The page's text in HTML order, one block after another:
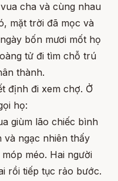
cha và cùng nhau
mặt trời đã mọc và
bốn mươi mốt họ
tử đi tìm chỗ trú
thành.
định đi xem chợ. Ở
họ:
giùm lão chiếc bình
và ngạc nhiên thấy
méo. Hai người
rồi tiếp tục rảo bước.